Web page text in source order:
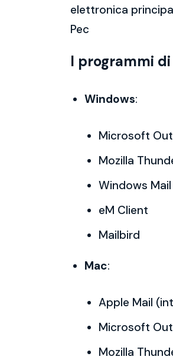
elettronica
Pec
I programmi
Windows:
Microsoft
Mozilla
Windows
eM Client
Mailbird
Mac:
Apple Mail
Microsoft
Mozilla